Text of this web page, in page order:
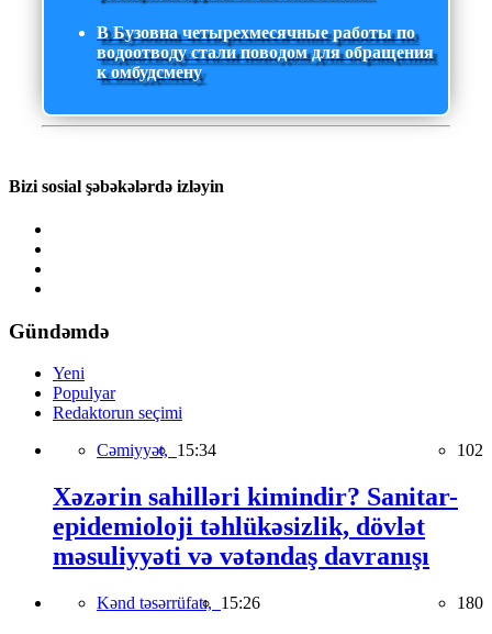
В Бузовна четырехмесячные работы по
водоотводу стали поводом для обращения
к омбудсмену
Bizi sosial şəbəkələrdə izləyin
Gündəmdə
Yeni
Populyar
Redaktorun seçimi
Cəmiyyət, 15:34 102
Xəzərin sahilləri kimindir? Sanitar-
epidemioloji təhlükəsizlik, dövlət
məsuliyyəti və vətəndaş davranışı
Kənd təsərrüfatı, 15:26 180